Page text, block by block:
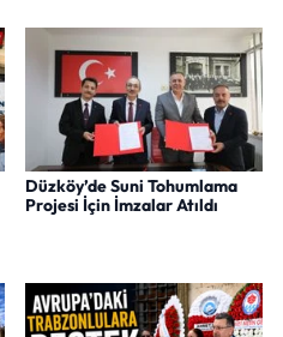
Düzköy’de Suni Tohumlama
Projesi İçin İmzalar Atıldı